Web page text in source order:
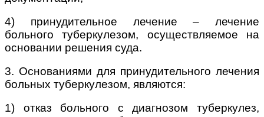
4) принудительное лечение – лечение
больного туберкулезом, осуществляемое на
основании решения суда.
3. Основаниями для принудительного лечения
больных туберкулезом, являются:
1) отказ больного с диагнозом туберкулез,